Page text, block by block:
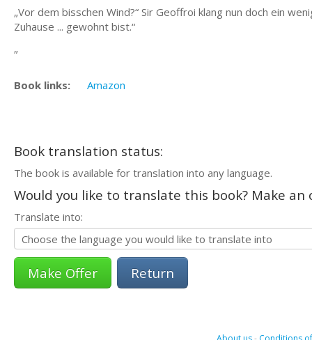
„Vor dem bisschen Wind?“ Sir Geoffroi klang nun doch ein
Zuhause ... gewohnt bist.“
„
Book links: Amazon
Book translation status:
The book is available for translation into any language.
Would you like to translate this book? Make
Translate into:
Return